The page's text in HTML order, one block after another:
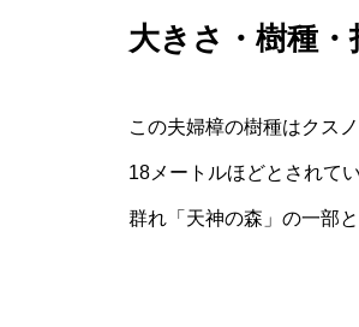
大きさ・樹種
この夫婦樟の樹種はクス
18メートルほどとされて
群れ「天神の森」の一部